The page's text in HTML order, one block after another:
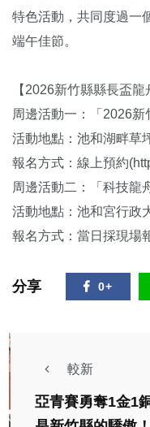
特色活動，共同度過一
端午佳節。
【2026新竹縣縣長盃
周邊活動一：「2026
活動地點：池和湖畔草
報名方式：線上預約
周邊活動二：「科技龍
活動地點：池和宮行政
報名方式：當日採現場
分享 0+
較新
亞青賽勇奪1金1